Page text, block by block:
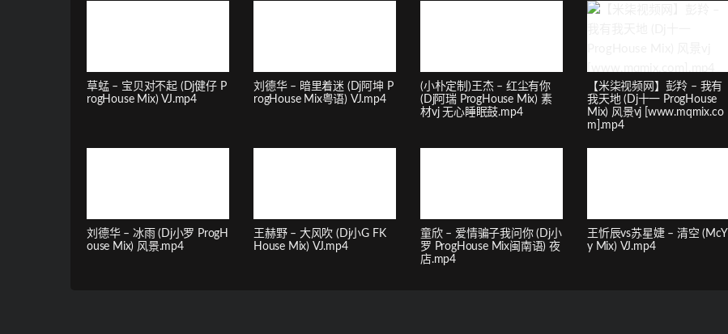
草蜢 – 宝贝对不起 (Dj健仔 P
rogHouse Mix) VJ.mp4
刘德华 – 暗里着迷 (Dj阿坤 P
rogHouse Mix粤语) VJ.mp4
(小朴定制)王杰 – 红尘有你
(Dj阿瑞 ProgHouse Mix) 素
材vj 无心睡眠鼓.mp4
【米柒视频网】彭羚 – 我有
我天地 (Dj十一 ProgHouse
Mix) 风景vj [www.mqmix.co
m].mp4
刘德华 – 冰雨 (Dj小罗 ProgH
ouse Mix) 风景.mp4
王赫野 – 大风吹 (Dj小G FK
House Mix) VJ.mp4
童欣 – 爱情骗子我问你 (Dj小
罗 ProgHouse Mix闽南语) 夜
店.mp4
王忻辰vs苏星婕 – 清空 (McY
y Mix) VJ.mp4